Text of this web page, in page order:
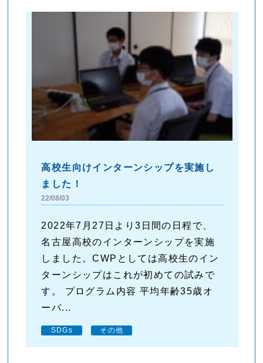
高校生向けインターンシップを実施し
ました！
22/08/03
2022年7月27日より3日間の日程で、
名古屋高校のインターンシップを実施
しました。CWPとしては高校生のイン
ターンシップはこれが初めての試みで
す。 プログラム内容 平均年齢35歳オ
ーバ...
SDGs その他